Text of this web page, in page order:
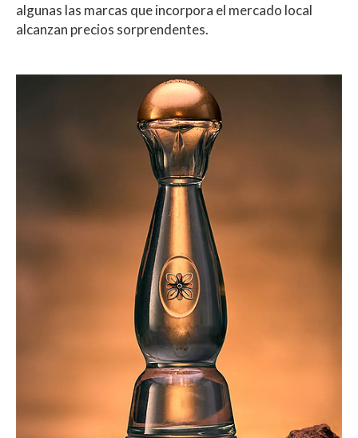
algunas las marcas que incorpora el mercado local
alcanzan precios sorprendentes.